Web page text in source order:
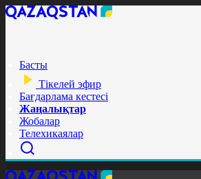
Басты
Тікелей эфир
Бағдарлама кестесі
Жаңалықтар
Жобалар
Телехикаялар